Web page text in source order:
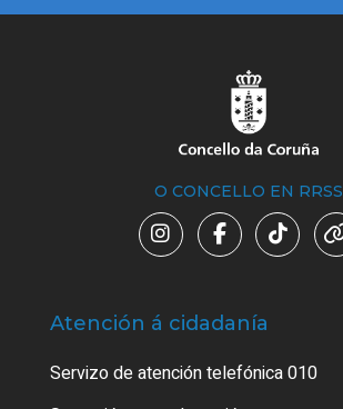
O CONCELLO EN RRSS
Atención á cidadanía
Servizo de atención telefónica 010